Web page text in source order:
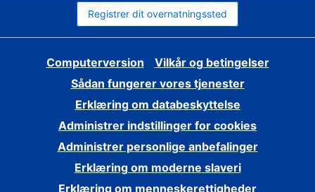
Registrer dit overnatningssted
Computerversion
Vilkår og betingelser
Sådan fungerer vores tjenester
Erklæring om databeskyttelse
Administrer indstillinger for cookies
Administrer personlige anbefalinger
Erklæring om moderne slaveri
Erklæring om menneskerettigheder